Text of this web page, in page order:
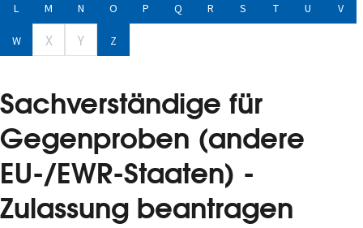
L M N O P Q R S T U V
W X Y Z
Sachverständige für
Gegenproben (andere
EU-/EWR-Staaten) -
Zulassung beantragen